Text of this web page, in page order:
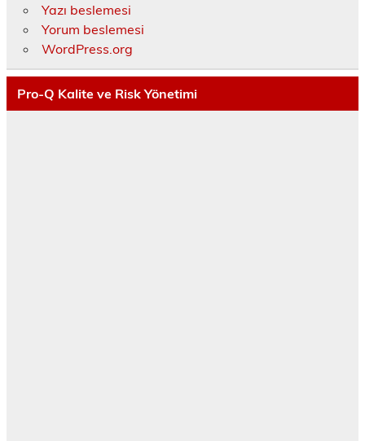
Yazı beslemesi
Yorum beslemesi
WordPress.org
Pro-Q Kalite ve Risk Yönetimi